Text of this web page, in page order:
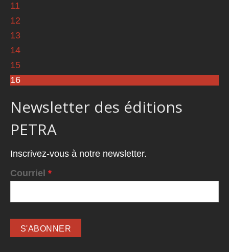
11
12
13
14
15
16
Newsletter des éditions
PETRA
Inscrivez-vous à notre newsletter.
Courriel *